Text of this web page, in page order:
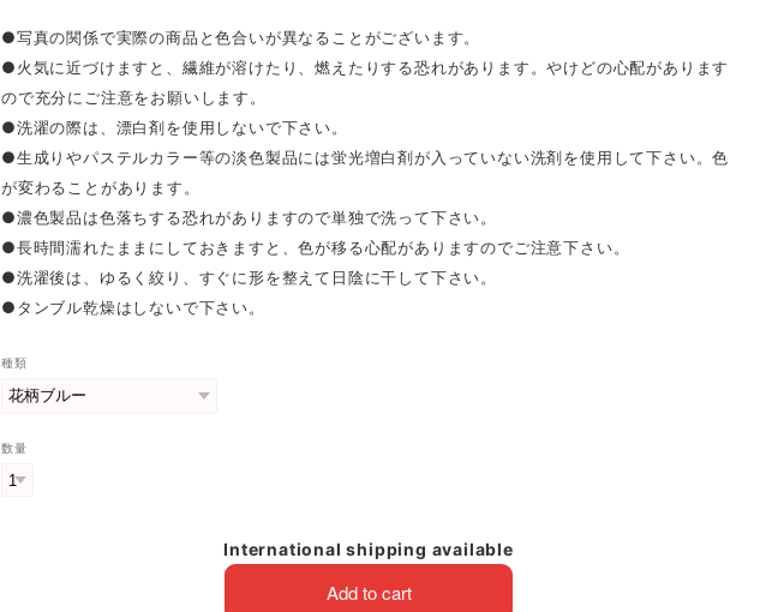
●写真の関係で実際の商品と色合いが異なることがございます。
●火気に近づけますと、繊維が溶けたり、燃えたりする恐れがあります。やけどの心配があります
ので充分にご注意をお願いします。
●洗濯の際は、漂白剤を使用しないで下さい。
●生成りやパステルカラー等の淡色製品には蛍光増白剤が入っていない洗剤を使用して下さい。色
が変わることがあります。
●濃色製品は色落ちする恐れがありますので単独で洗って下さい。
●長時間濡れたままにしておきますと、色が移る心配がありますのでご注意下さい。
●洗濯後は、ゆるく絞り、すぐに形を整えて日陰に干して下さい。
●タンブル乾燥はしないで下さい。
種類
数量
International shipping available
Add to cart